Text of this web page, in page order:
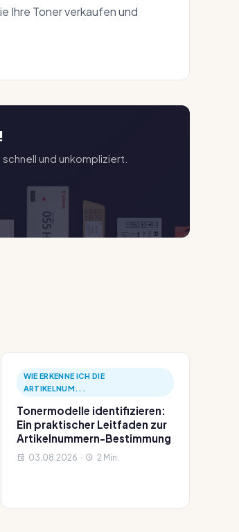
Ihre Toner verkaufen und
und unkompliziert.
WIE ERKENNE ICH DIE
ARTIKELNUM...
Tonermodelle identifizieren:
Ein praktischer Leitfaden zur
Artikelnummern-Bestimmung
03.08.2026 · 2 Min.